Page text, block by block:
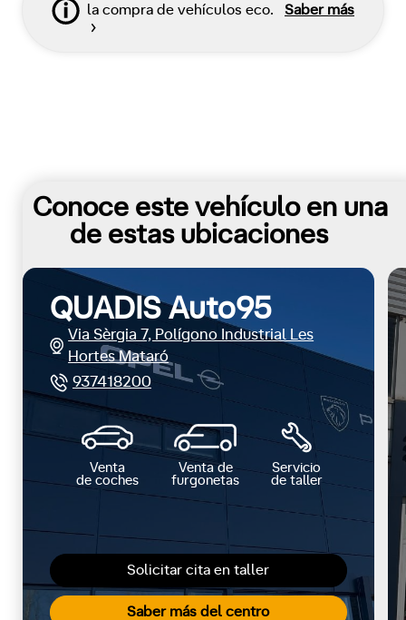
la compra de vehículos eco.
Saber más
Conoce este vehículo en una
de estas ubicaciones
Solicitar cita en taller
Saber más del centro
QUADIS Auto95
Via Sèrgia 7, Polígono Industrial Les
Hortes Mataró
937418200
Venta
de coches
Venta de
furgonetas
Servicio
de taller